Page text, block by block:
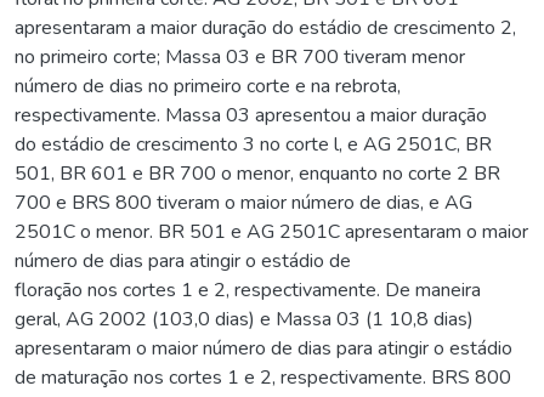
apresentaram a maior duração do estádio de crescimento 2,
no primeiro corte; Massa 03 e BR 700 tiveram menor
número de dias no primeiro corte e na rebrota,
respectivamente. Massa 03 apresentou a maior duração
do estádio de crescimento 3 no corte l, e AG 2501C, BR
501, BR 601 e BR 700 o menor, enquanto no corte 2 BR
700 e BRS 800 tiveram o maior número de dias, e AG
2501C o menor. BR 501 e AG 2501C apresentaram o maior
número de dias para atingir o estádio de
floração nos cortes 1 e 2, respectivamente. De maneira
geral, AG 2002 (103,0 dias) e Massa 03 (1 10,8 dias)
apresentaram o maior número de dias para atingir o estádio
de maturação nos cortes 1 e 2, respectivamente. BRS 800